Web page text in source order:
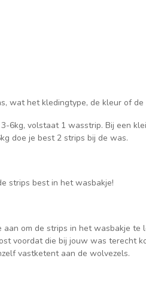
wat het kledingtype, de kleur of
6kg, volstaat 1 wasstrip. Bij een
doe je best 2 strips bij de was.
strips best in het wasbakje!
om de strips in het wasbakje te
voordat die bij jouw was terecht
vastketent aan de wolvezels.